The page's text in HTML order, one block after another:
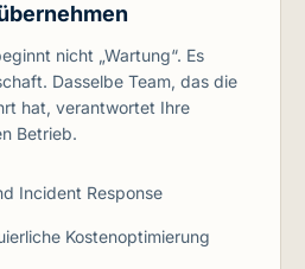
nicht „Wartung“. Es
Dasselbe Team, das die
hat, verantwortet Ihre
Betrieb.
Incident Response
Kostenoptimierung